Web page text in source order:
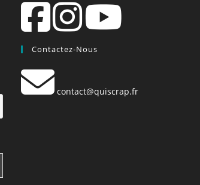
Contactez-Nous
contact@quiscrap.fr